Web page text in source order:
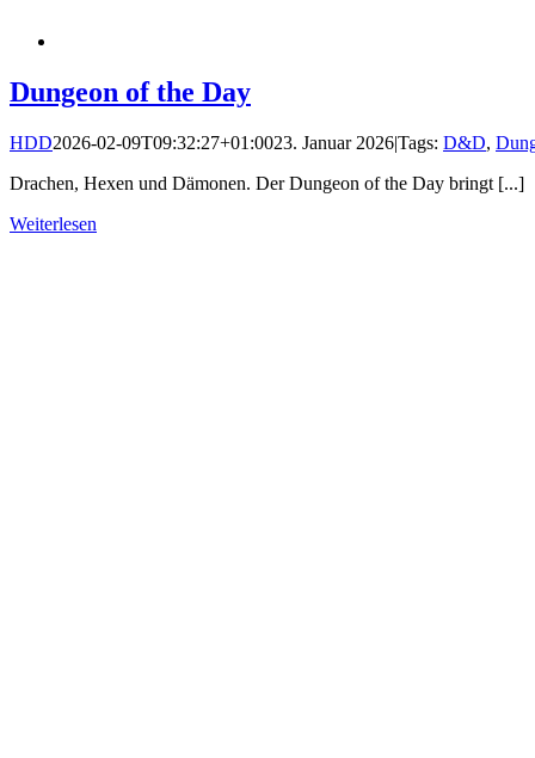
Dungeon of the Day
HDD2026-02-09T09:32:27+01:0023. Januar 2026|Tags: D&D,
Drachen, Hexen und Dämonen. Der Dungeon of the Day bringt [...]
Weiterlesen